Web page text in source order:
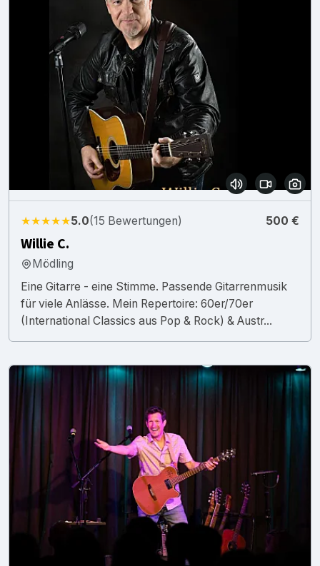
★★★★★5.0(15 Bewertungen) 500 €
Willie C.
Mödling
Eine Gitarre - eine Stimme. Passende Gitarrenmusik
für viele Anlässe. Mein Repertoire: 60er/70er
(International Classics aus Pop & Rock) & Austr...